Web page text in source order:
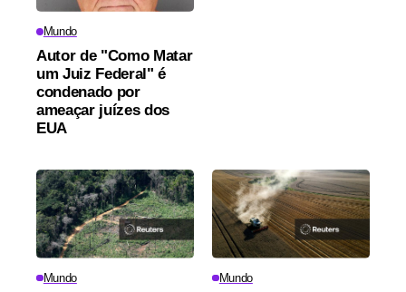
Mundo
Autor de "Como Matar
um Juiz Federal" é
condenado por
ameaçar juízes dos
EUA
Mundo Mundo